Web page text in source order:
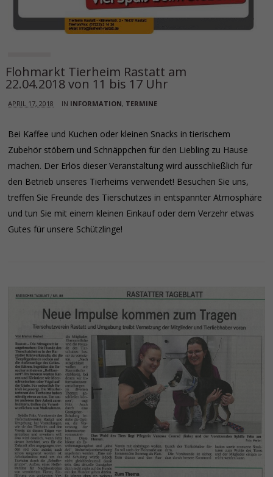
Flohmarkt Tierheim Rastatt am
22.04.2018 von 11 bis 17 Uhr
APRIL 17, 2018 IN INFORMATION, TERMINE
Bei Kaffee und Kuchen oder kleinen Snacks in tierischem
Zubehör stöbern und Schnäppchen für den Liebling zu Hause
machen. Der Erlös dieser Veranstaltung wird ausschließlich für
den Betrieb unseres Tierheims verwendet! Besuchen Sie uns,
treffen Sie Freunde des Tierschutzes in entspannter Atmosphäre
und tun Sie mit einem kleinen Einkauf oder dem Verzehr etwas
Gutes für unsere Schützlinge!